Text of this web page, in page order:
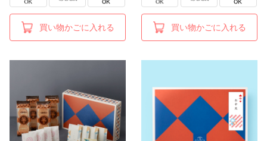
買い物かごに入れる 買い物かごに入れる